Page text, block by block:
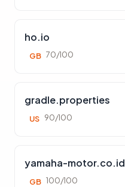
ho.io
GB 70/100
gradle.properties
US 90/100
yamaha-motor.co.id
GB 100/100